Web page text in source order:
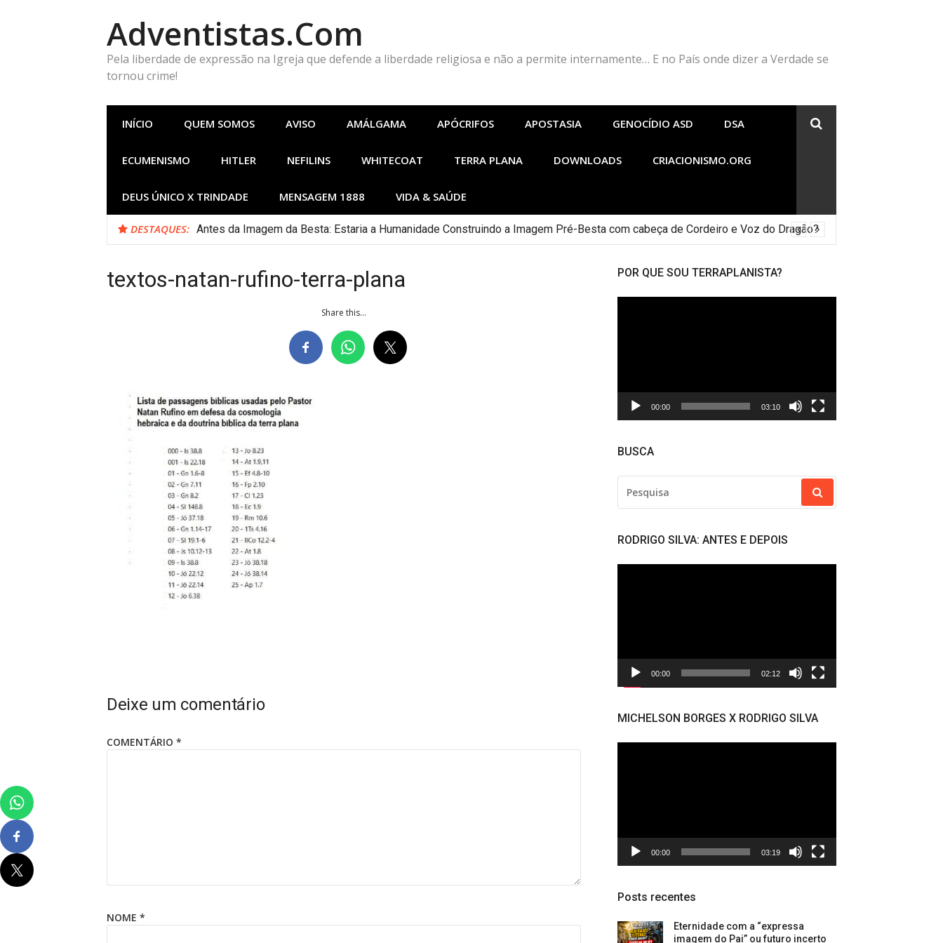
Adventistas.Com
Pela liberdade de expressão na Igreja que defende a liberdade religiosa e não a permite internamente… E no País onde dizer a Verdade se
tornou crime!
INÍCIO QUEM SOMOS AVISO AMÁLGAMA APÓCRIFOS APOSTASIA GENOCÍDIO ASD DSA
ECUMENISMO HITLER NEFILINS WHITECOAT TERRA PLANA DOWNLOADS CRIACIONISMO.ORG
DEUS ÚNICO X TRINDADE MENSAGEM 1888 VIDA & SAÚDE
DESTAQUES: Antes da Imagem da Besta: Estaria a Humanidade Construindo a Imagem Pré-Besta com cabeça de Cordeiro e Voz do Dragão?
textos-natan-rufino-terra-plana
Share this...
Deixe um comentário
COMENTÁRIO *
NOME *
POR QUE SOU TERRAPLANISTA?
00:00 03:10
BUSCA
POR:
RODRIGO SILVA: ANTES E DEPOIS
00:00 02:12
MICHELSON BORGES X RODRIGO SILVA
00:00 03:19
Posts recentes
Eternidade com a “expressa
imagem do Pai” ou futuro incerto